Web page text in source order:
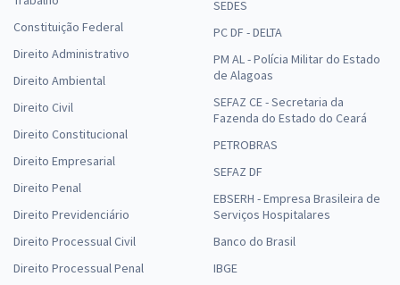
Constituição Federal
Direito Administrativo
Direito Ambiental
Direito Civil
Direito Constitucional
Direito Empresarial
Direito Penal
Direito Previdenciário
Direito Processual Civil
Direito Processual Penal
SEDES
PC DF - DELTA
PM AL - Polícia Militar do Estado
de Alagoas
SEFAZ CE - Secretaria da
Fazenda do Estado do Ceará
PETROBRAS
SEFAZ DF
EBSERH - Empresa Brasileira de
Serviços Hospitalares
Banco do Brasil
IBGE